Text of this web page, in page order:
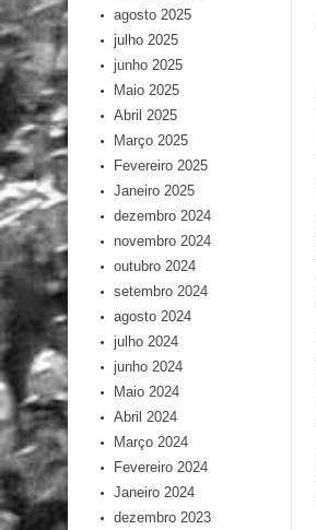
agosto 2025
julho 2025
junho 2025
Maio 2025
Abril 2025
Março 2025
Fevereiro 2025
Janeiro 2025
dezembro 2024
novembro 2024
outubro 2024
setembro 2024
agosto 2024
julho 2024
junho 2024
Maio 2024
Abril 2024
Março 2024
Fevereiro 2024
Janeiro 2024
dezembro 2023